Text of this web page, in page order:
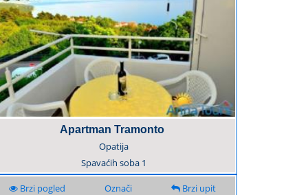
Apartman Tramonto
Opatija
Spavaćih soba 1
Brzi pogled Označi Brzi upit